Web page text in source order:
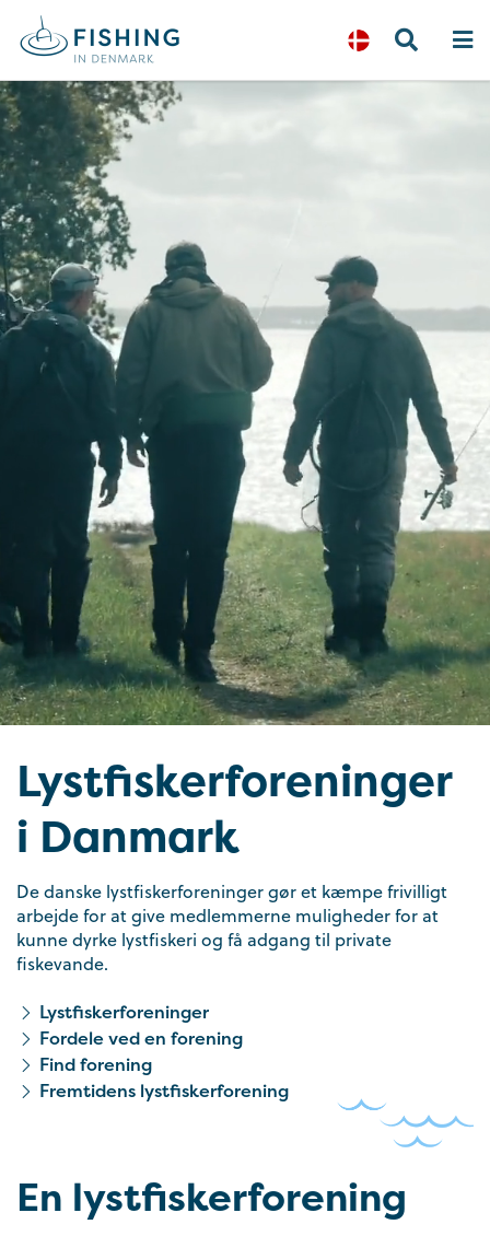
Lystfisker­foreninger
i Danmark
De danske lystfiskerforeninger gør et kæmpe frivilligt
arbejde for at give medlemmerne muligheder for at
kunne dyrke lystfiskeri og få adgang til private
fiskevande.
Lystfiskerforeninger
Fordele ved en forening
Find forening
Fremtidens lystfiskerforening
En lystfiskerforening